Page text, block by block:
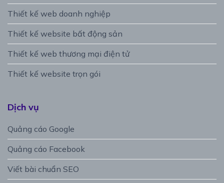
Thiết kế web doanh nghiệp
Thiết kế website bất động sản
Thiết kế web thương mại điện tử
Thiết kế website trọn gói
Dịch vụ
Quảng cáo Google
Quảng cáo Facebook
Viết bài chuẩn SEO